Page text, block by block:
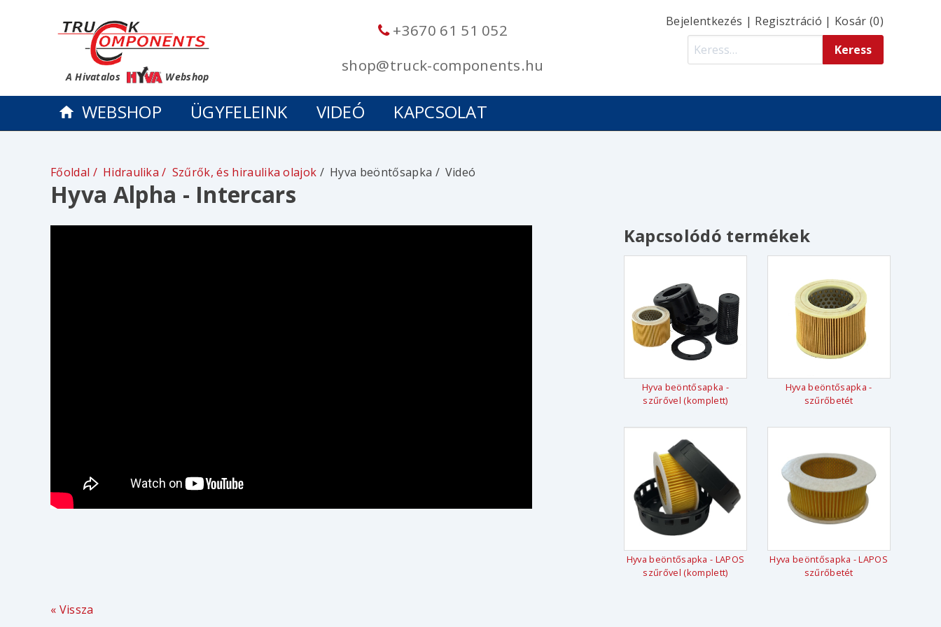
A Hivatalos Webshop
+3670 61 51 052
shop@truck-components.hu
Bejelentkezés | Regisztráció | Kosár (0)
WEBSHOP ÜGYFELEINK VIDEÓ KAPCSOLAT
Főoldal Hidraulika Szűrők, és hiraulika olajok Hyva beöntősapka Videó
Hyva Alpha - Intercars
Kapcsolódó termékek
Hyva beöntősapka -
szűrővel (komplett)
Hyva beöntősapka -
szűrőbetét
Hyva beöntősapka - LAPOS
szűrővel (komplett)
Hyva beöntősapka - LAPOS
szűrőbetét
« Vissza